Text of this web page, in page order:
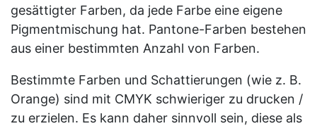
gesättigter Farben, da jede Farbe eine eigene
Pigmentmischung hat. Pantone-Farben bestehen
aus einer bestimmten Anzahl von Farben.
Bestimmte Farben und Schattierungen (wie z. B.
Orange) sind mit CMYK schwieriger zu drucken /
zu erzielen. Es kann daher sinnvoll sein, diese als